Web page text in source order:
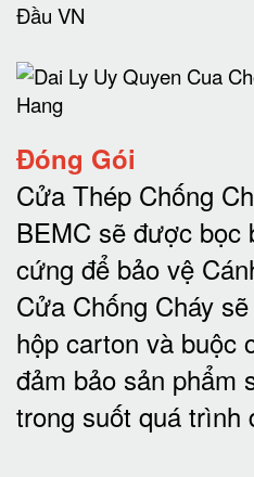
Đóng Gói
Cửa Thép Chống
BEMC sẽ được bọc
cứng để bảo vệ
Cửa Chống Cháy
hộp carton và buộc
đảm bảo sản phẩm
trong suốt quá trình